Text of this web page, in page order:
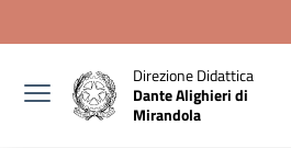
Direzione Didattica
Dante Alighieri di
Mirandola